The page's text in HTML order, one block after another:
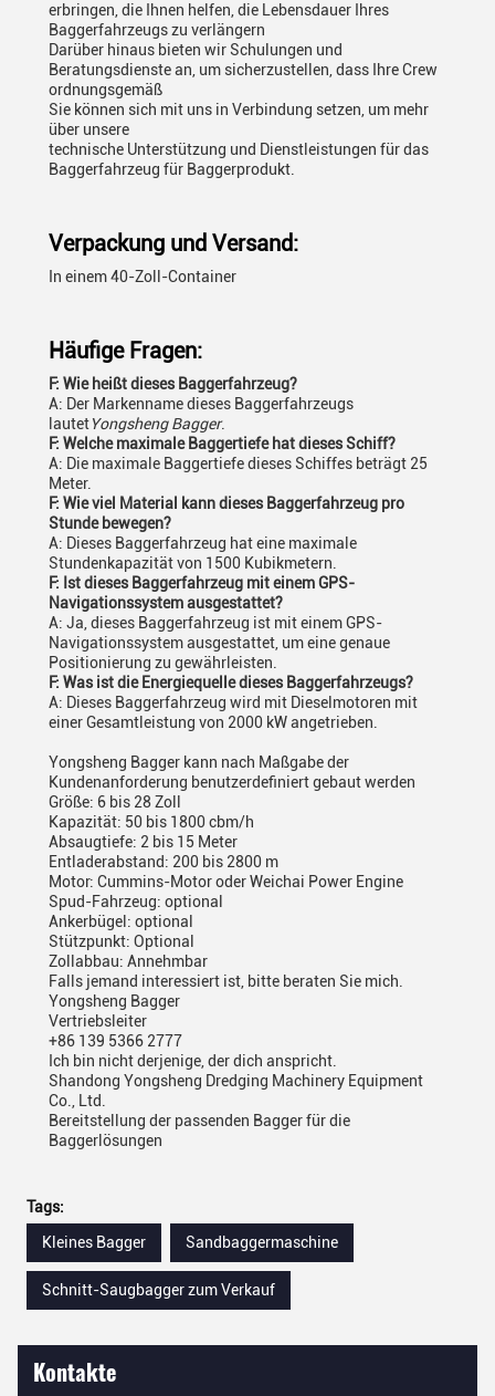
erbringen, die Ihnen helfen, die Lebensdauer Ihres
Baggerfahrzeugs zu verlängern
Darüber hinaus bieten wir Schulungen und
Beratungsdienste an, um sicherzustellen, dass Ihre Crew
ordnungsgemäß
Sie können sich mit uns in Verbindung setzen, um mehr
über unsere
technische Unterstützung und Dienstleistungen für das
Baggerfahrzeug für Baggerprodukt.
Verpackung und Versand:
In einem 40-Zoll-Container
Häufige Fragen:
F: Wie heißt dieses Baggerfahrzeug?
A: Der Markenname dieses Baggerfahrzeugs
lautetYongsheng Bagger.
F: Welche maximale Baggertiefe hat dieses Schiff?
A: Die maximale Baggertiefe dieses Schiffes beträgt 25
Meter.
F: Wie viel Material kann dieses Baggerfahrzeug pro
Stunde bewegen?
A: Dieses Baggerfahrzeug hat eine maximale
Stundenkapazität von 1500 Kubikmetern.
F: Ist dieses Baggerfahrzeug mit einem GPS-
Navigationssystem ausgestattet?
A: Ja, dieses Baggerfahrzeug ist mit einem GPS-
Navigationssystem ausgestattet, um eine genaue
Positionierung zu gewährleisten.
F: Was ist die Energiequelle dieses Baggerfahrzeugs?
A: Dieses Baggerfahrzeug wird mit Dieselmotoren mit
einer Gesamtleistung von 2000 kW angetrieben.
Yongsheng Bagger kann nach Maßgabe der
Kundenanforderung benutzerdefiniert gebaut werden
Größe: 6 bis 28 Zoll
Kapazität: 50 bis 1800 cbm/h
Absaugtiefe: 2 bis 15 Meter
Entladerabstand: 200 bis 2800 m
Motor: Cummins-Motor oder Weichai Power Engine
Spud-Fahrzeug: optional
Ankerbügel: optional
Stützpunkt: Optional
Zollabbau: Annehmbar
Falls jemand interessiert ist, bitte beraten Sie mich.
Yongsheng Bagger
Vertriebsleiter
+86 139 5366 2777
Ich bin nicht derjenige, der dich anspricht.
Shandong Yongsheng Dredging Machinery Equipment
Co., Ltd.
Bereitstellung der passenden Bagger für die
Baggerlösungen
Tags:
Kleines Bagger
Sandbaggermaschine
Schnitt-Saugbagger zum Verkauf
Kontakte